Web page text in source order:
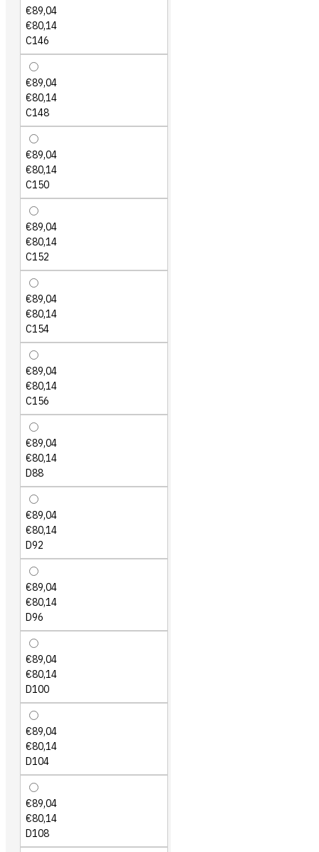
€89,04
€80,14
C146
€89,04
€80,14
C148
€89,04
€80,14
C150
€89,04
€80,14
C152
€89,04
€80,14
C154
€89,04
€80,14
C156
€89,04
€80,14
D88
€89,04
€80,14
D92
€89,04
€80,14
D96
€89,04
€80,14
D100
€89,04
€80,14
D104
€89,04
€80,14
D108